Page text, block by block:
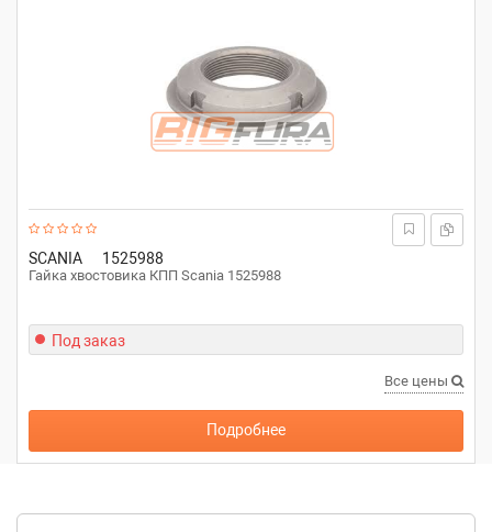
SCANIA 1525988
Гайка хвостовика КПП Scania 1525988
Под заказ
Все цены
Подробнее